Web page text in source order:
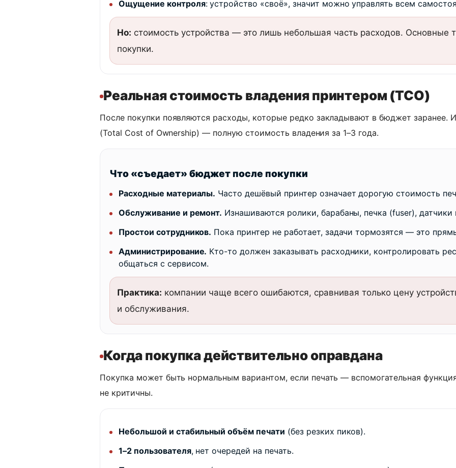
Ощущение контроля: устройство «своё», значит можно управлять всем
Но: стоимость устройства — это лишь небольшая часть расходов. Основные
покупки.
Реальная стоимость владения принтером (TCO)
После покупки появляются расходы, которые редко закладывают в бюджет заранее.
(Total Cost of Ownership) — полную стоимость владения за 1–3 года.
Что «съедает» бюджет после покупки
Расходные материалы. Часто дешёвый принтер означает дорогую стоимость
Обслуживание и ремонт. Изнашиваются ролики, барабаны, печка (fuser), датчики
Простои сотрудников. Пока принтер не работает, задачи тормозятся — это
Администрирование. Кто-то должен заказывать расходники, контролировать
общаться с сервисом.
Практика: компании чаще всего ошибаются, сравнивая только цену
и обслуживания.
Когда покупка действительно оправдана
Покупка может быть нормальным вариантом, если печать — вспомогательная
не критичны.
Небольшой и стабильный объём печати (без резких пиков).
1–2 пользователя, нет очередей на печать.